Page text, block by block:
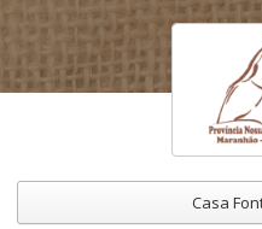
Casa